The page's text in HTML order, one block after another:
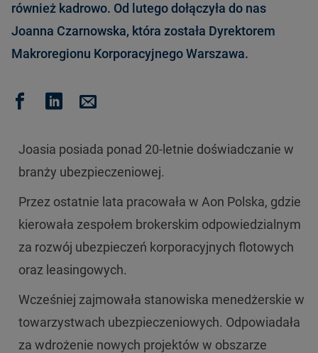
również kadrowo. Od lutego dołączyła do nas
Joanna Czarnowska, która została Dyrektorem
Makroregionu Korporacyjnego Warszawa.
Joasia posiada ponad 20-letnie doświadczanie w
branży ubezpieczeniowej.
Przez ostatnie lata pracowała w Aon Polska, gdzie
kierowała zespołem brokerskim odpowiedzialnym
za rozwój ubezpieczeń korporacyjnych flotowych
oraz leasingowych.
Wcześniej zajmowała stanowiska menedżerskie w
towarzystwach ubezpieczeniowych. Odpowiadała
za wdrożenie nowych projektów w obszarze